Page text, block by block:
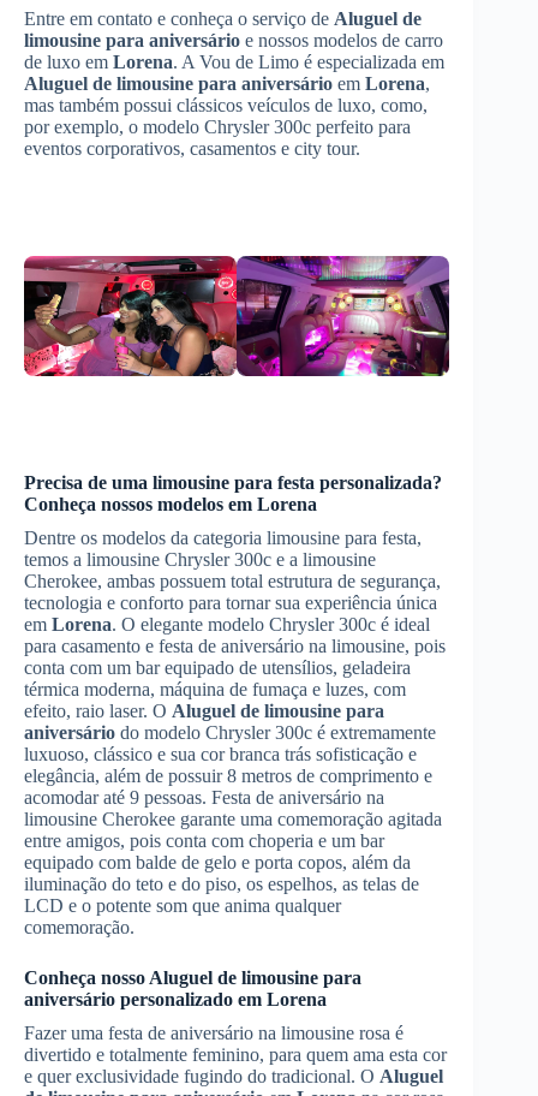
Entre em contato e conheça o serviço de Aluguel de
limousine para aniversário e nossos modelos de carro
de luxo em Lorena. A Vou de Limo é especializada em
Aluguel de limousine para aniversário em Lorena,
mas também possui clássicos veículos de luxo, como,
por exemplo, o modelo Chrysler 300c perfeito para
eventos corporativos, casamentos e city tour.
Precisa de uma limousine para festa personalizada?
Conheça nossos modelos em Lorena
Dentre os modelos da categoria limousine para festa,
temos a limousine Chrysler 300c e a limousine
Cherokee, ambas possuem total estrutura de segurança,
tecnologia e conforto para tornar sua experiência única
em Lorena. O elegante modelo Chrysler 300c é ideal
para casamento e festa de aniversário na limousine, pois
conta com um bar equipado de utensílios, geladeira
térmica moderna, máquina de fumaça e luzes, com
efeito, raio laser. O Aluguel de limousine para
aniversário do modelo Chrysler 300c é extremamente
luxuoso, clássico e sua cor branca trás sofisticação e
elegância, além de possuir 8 metros de comprimento e
acomodar até 9 pessoas. Festa de aniversário na
limousine Cherokee garante uma comemoração agitada
entre amigos, pois conta com choperia e um bar
equipado com balde de gelo e porta copos, além da
iluminação do teto e do piso, os espelhos, as telas de
LCD e o potente som que anima qualquer
comemoração.
Conheça nosso Aluguel de limousine para
aniversário personalizado em Lorena
Fazer uma festa de aniversário na limousine rosa é
divertido e totalmente feminino, para quem ama esta cor
e quer exclusividade fugindo do tradicional. O Aluguel